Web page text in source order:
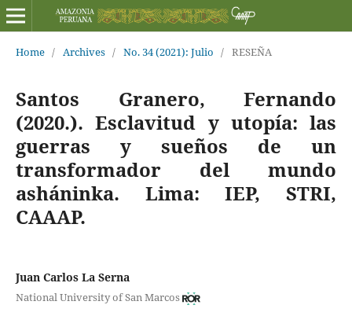
Home / Archives / No. 34 (2021): Julio / RESEÑA
Santos Granero, Fernando
(2020.). Esclavitud y utopía: las
guerras y sueños de un
transformador del mundo
asháninka. Lima: IEP, STRI,
CAAAP.
Juan Carlos La Serna
National University of San Marcos